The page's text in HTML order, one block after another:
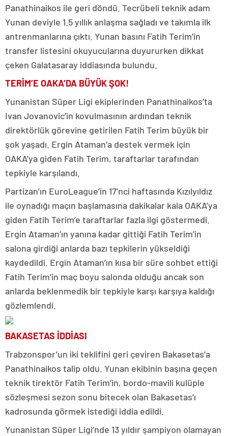
Panathinaikos ile geri döndü. Tecrübeli teknik adam
Yunan deviyle 1.5 yıllık anlaşma sağladı ve takımla ilk
antrenmanlarına çıktı. Yunan basını Fatih Terim’in
transfer listesini okuyucularına duyururken dikkat
çeken Galatasaray iddiasında bulundu.
TERİM’E OAKA’DA BÜYÜK ŞOK!
Yunanistan Süper Ligi ekiplerinden Panathinaikos’ta
Ivan Jovanovic’in kovulmasının ardından teknik
direktörlük görevine getirilen Fatih Terim büyük bir
şok yaşadı. Ergin Ataman’a destek vermek için
OAKA’ya giden Fatih Terim, taraftarlar tarafından
tepkiyle karşılandı.
Partizan’ın EuroLeague’in 17’nci haftasında Kızılyıldız
ile oynadığı maçın başlamasına dakikalar kala OAKA’ya
giden Fatih Terim’e taraftarlar fazla ilgi göstermedi.
Ergin Ataman’ın yanına kadar gittiği Fatih Terim’in
salona girdiği anlarda bazı tepkilerin yükseldiği
kaydedildi. Ergin Ataman’ın kısa bir süre sohbet ettiği
Fatih Terim’in maç boyu salonda olduğu ancak son
anlarda beklenmedik bir tepkiyle karşı karşıya kaldığı
gözlemlendi.
BAKASETAS İDDİASI
Trabzonspor’un iki teklifini geri çeviren Bakasetas’a
Panathinaikos talip oldu. Yunan ekibinin başına geçen
teknik tirektör Fatih Terim’in, bordo-mavili kulüple
sözleşmesi sezon sonu bitecek olan Bakasetas’ı
kadrosunda görmek istediği iddia edildi.
Yunanistan Süper Ligi’nde 13 yıldır şampiyon olamayan